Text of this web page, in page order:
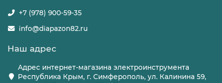
+7 (978) 900-59-35
info@diapazon82.ru
Наш адрес
Адрес интернет-магазина электроинструмента
Республика Крым, г. Симферополь, ул. Калинина 59,